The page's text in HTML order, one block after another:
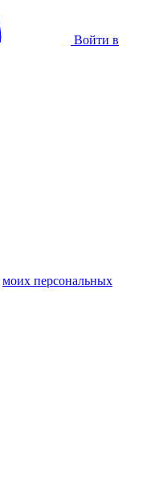
Войти в
моих персональных